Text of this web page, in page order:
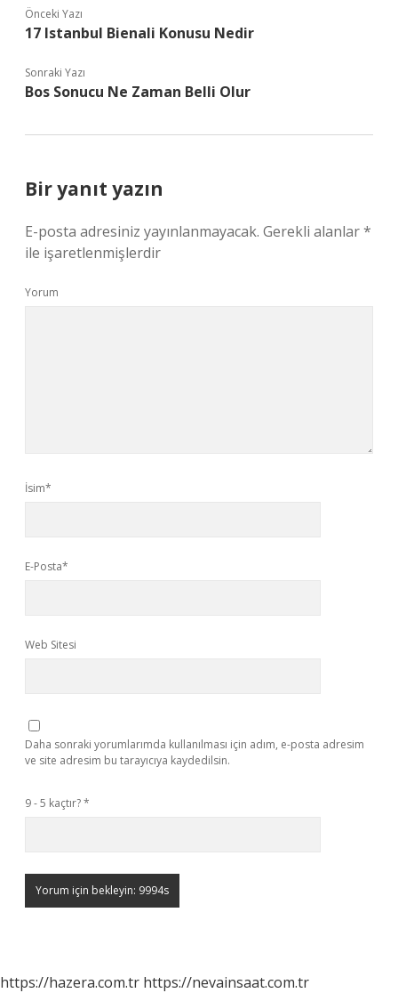
Önceki Yazı
17 Istanbul Bienali Konusu Nedir
Sonraki Yazı
Bos Sonucu Ne Zaman Belli Olur
Bir yanıt yazın
E-posta adresiniz yayınlanmayacak. Gerekli alanlar*
ile işaretlenmişlerdir
Yorum
İsim*
E-Posta*
Web Sitesi
Daha sonraki yorumlarımda kullanılması için adım, e-posta adresim
ve site adresim bu tarayıcıya kaydedilsin.
9 - 5 kaçtır?*
https://hazera.com.tr https://nevainsaat.com.tr